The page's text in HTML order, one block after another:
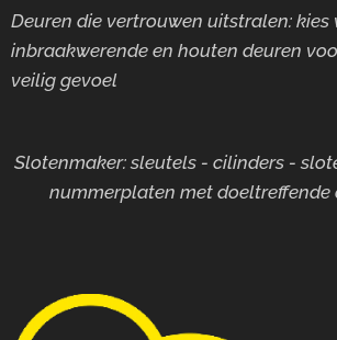
Deuren die vertrouwen uitstralen: kies
inbraakwerende en houten deuren
veilig gevoel
Slotenmaker: sleutels - cilinders -
nummerplaten met doeltreffende